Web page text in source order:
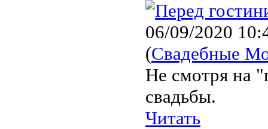
06/09/2020
(Свадебные
Не смотря на
свадьбы.
Читать